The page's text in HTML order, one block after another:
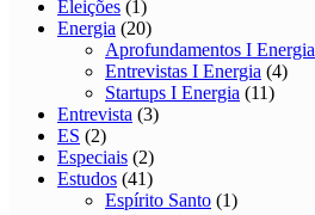
Eleições (1)
Energia (20)
Aprofundamentos I Energia
Entrevistas I Energia (4)
Startups I Energia (11)
Entrevista (3)
ES (2)
Especiais (2)
Estudos (41)
Espírito Santo (1)